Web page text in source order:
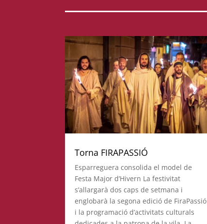
Torna FIRAPASSIÓ
Esparreguera consolida el model de
Festa Major d’Hivern La festivitat
s’allargarà dos caps de setmana i
englobarà la segona edició de FiraPassió
i la programació d’activitats culturals